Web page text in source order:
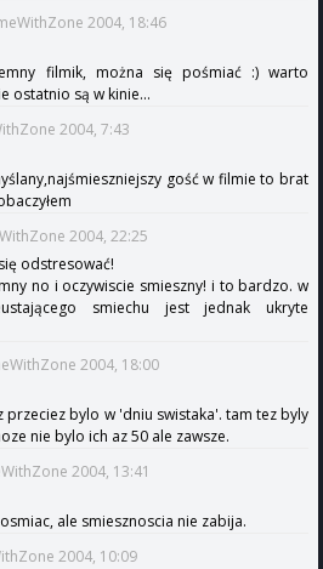
2004, 18:46
filmik, można się pośmiać :) warto
ostatnio są w kinie...
2004, 7:43
gość w filmie to brat
2004, 22:25
odstresować!
no i oczywiscie smieszny! i to bardzo. w
smiechu jest jednak ukryte
2004, 18:00
bylo w 'dniu swistaka'. tam tez byly
nie bylo ich az 50 ale zawsze.
2004, 13:41
ale smiesznoscia nie zabija.
2004, 10:09